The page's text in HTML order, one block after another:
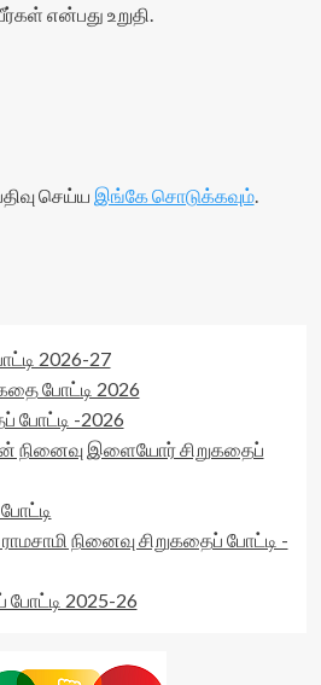
என்பது உறுதி.
செய்ய இங்கே சொடுக்கவும்.
2026-27
போட்டி 2026
போட்டி -2026
இளையோர் சிறுகதைப்
நினைவு சிறுகதைப் போட்டி -
போட்டி 2025-26